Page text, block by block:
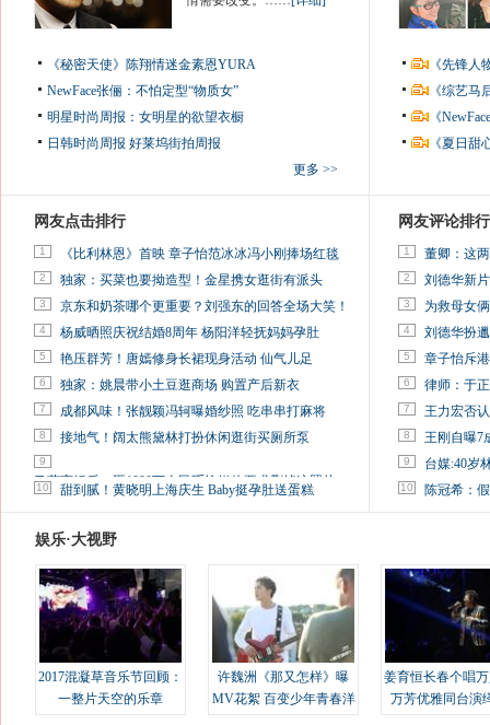
《秘密天使》陈翔情迷金素恩YURA
NewFace张俪：不怕定型“物质女”
明星时尚周报：女明星的欲望衣橱
日韩时尚周报 好莱坞街拍周报
更多 >>
《先锋
《综艺
《
《夏日
网友点击排行
1 《比利林恩》首映 章子怡范冰冰冯小刚捧场红毯
2 独家：买菜也要拗造型！金星携女逛街有派头
3 京东和奶茶哪个更重要？刘强东的回答全场大笑！
4 杨威晒照庆祝结婚8周年 杨阳洋轻抚妈妈孕肚
5 艳压群芳！唐嫣修身长裙现身活动 仙气儿足
6 独家：姚晨带小土豆逛商场 购置产后新衣
7 成都风味！张靓颖冯轲曝婚纱照 吃串串打麻将
8 接地气！阔太熊黛林打扮休闲逛街买厕所泵
9
马蓉离婚后，砸1000万人民币给媒体要求删掉这照片
10 甜到腻！黄晓明上海庆生 Baby挺孕肚送蛋糕
网友评论排行
1 董卿：这
2 刘德华新
3 为救母女
4 刘德华扮
5 章子怡斥
6 律师：于
7 王力宏否
8 王刚自曝7
9 台媒:40岁
10 陈冠希：
娱乐·大视野
2017混凝草音乐节回顾：
一整片天空的乐章
许魏洲《那又怎样》曝
MV花絮 百变少年青春洋
姜育恒长春个唱
万芳优雅同台演